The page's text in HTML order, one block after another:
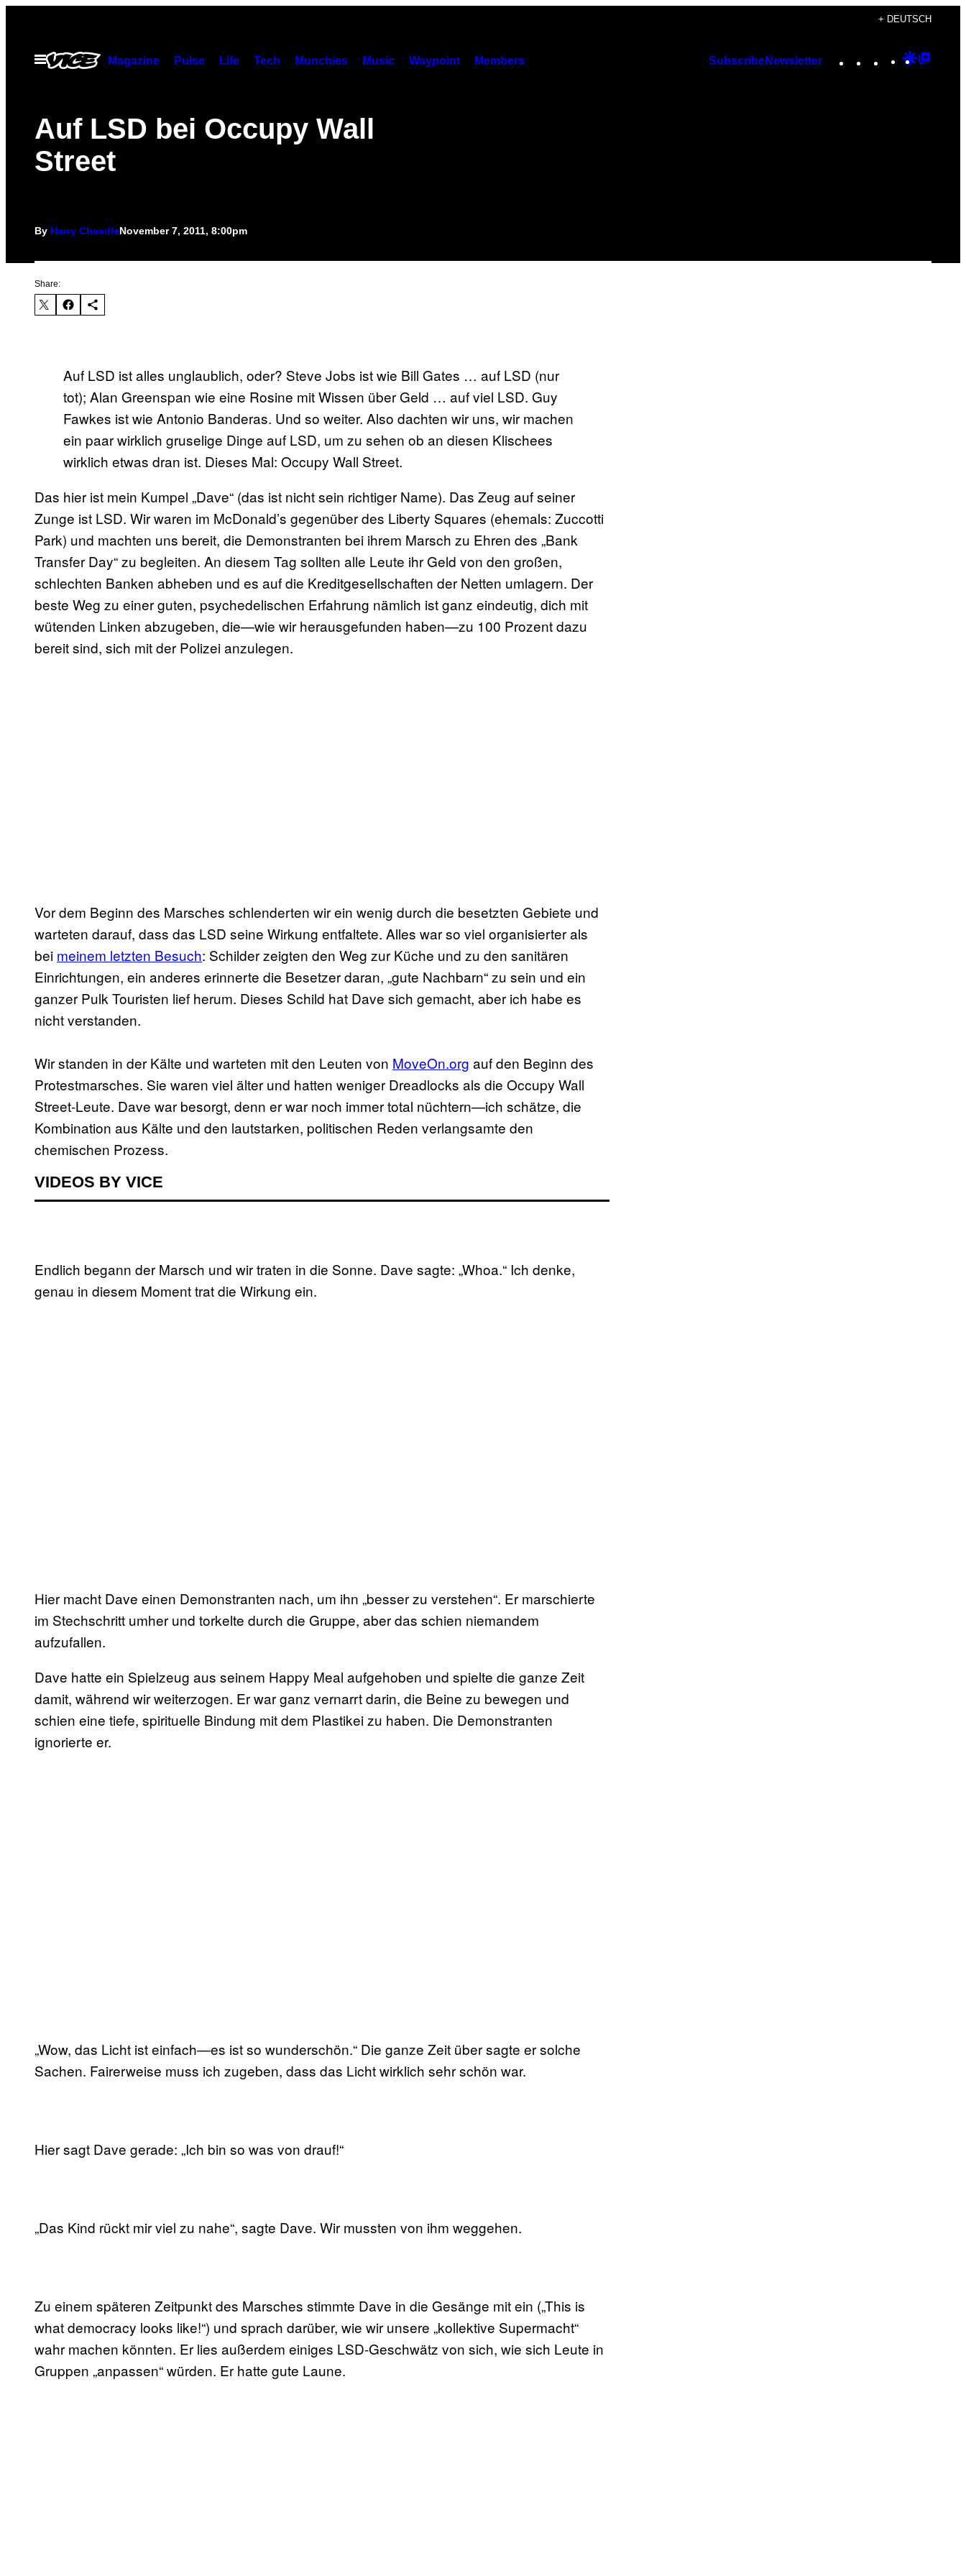
content
+ DEUTSCH
Open
Menu
Magazine Pulse Life Tech Munchies Music Waypoint Members SubscribeNewsletter Instagram
TikTok
YouTube
Google
Auf LSD bei Occupy Wall
Street
By Harry CheadleNovember 7, 2011, 8:00pm
Share:
Auf LSD ist alles unglaublich, oder? Steve Jobs ist wie Bill Gates … auf LSD (nur
tot); Alan Greenspan wie eine Rosine mit Wissen über Geld … auf viel LSD. Guy
Fawkes ist wie Antonio Banderas. Und so weiter. Also dachten wir uns, wir machen
ein paar wirklich gruselige Dinge auf LSD, um zu sehen ob an diesen Klischees
wirklich etwas dran ist. Dieses Mal: Occupy Wall Street.
Das hier ist mein Kumpel „Dave“ (das ist nicht sein richtiger Name). Das Zeug auf seiner
Zunge ist LSD. Wir waren im McDonald’s gegenüber des Liberty Squares (ehemals: Zuccotti
Park) und machten uns bereit, die Demonstranten bei ihrem Marsch zu Ehren des „Bank
Transfer Day“ zu begleiten. An diesem Tag sollten alle Leute ihr Geld von den großen,
schlechten Banken abheben und es auf die Kreditgesellschaften der Netten umlagern. Der
beste Weg zu einer guten, psychedelischen Erfahrung nämlich ist ganz eindeutig, dich mit
wütenden Linken abzugeben, die—wie wir herausgefunden haben—zu 100 Prozent dazu
bereit sind, sich mit der Polizei anzulegen.
Vor dem Beginn des Marsches schlenderten wir ein wenig durch die besetzten Gebiete und
warteten darauf, dass das LSD seine Wirkung entfaltete. Alles war so viel organisierter als
bei meinem letzten Besuch: Schilder zeigten den Weg zur Küche und zu den sanitären
Einrichtungen, ein anderes erinnerte die Besetzer daran, „gute Nachbarn“ zu sein und ein
ganzer Pulk Touristen lief herum. Dieses Schild hat Dave sich gemacht, aber ich habe es
nicht verstanden.
Wir standen in der Kälte und warteten mit den Leuten von MoveOn.org auf den Beginn des
Protestmarsches. Sie waren viel älter und hatten weniger Dreadlocks als die Occupy Wall
Street-Leute. Dave war besorgt, denn er war noch immer total nüchtern—ich schätze, die
Kombination aus Kälte und den lautstarken, politischen Reden verlangsamte den
chemischen Prozess.
VIDEOS BY VICE
Endlich begann der Marsch und wir traten in die Sonne. Dave sagte: „Whoa.“ Ich denke,
genau in diesem Moment trat die Wirkung ein.
Hier macht Dave einen Demonstranten nach, um ihn „besser zu verstehen“. Er marschierte
im Stechschritt umher und torkelte durch die Gruppe, aber das schien niemandem
aufzufallen.
Dave hatte ein Spielzeug aus seinem Happy Meal aufgehoben und spielte die ganze Zeit
damit, während wir weiterzogen. Er war ganz vernarrt darin, die Beine zu bewegen und
schien eine tiefe, spirituelle Bindung mit dem Plastikei zu haben. Die Demonstranten
ignorierte er.
„Wow, das Licht ist einfach—es ist so wunderschön.“ Die ganze Zeit über sagte er solche
Sachen. Fairerweise muss ich zugeben, dass das Licht wirklich sehr schön war.
Hier sagt Dave gerade: „Ich bin so was von drauf!“
„Das Kind rückt mir viel zu nahe“, sagte Dave. Wir mussten von ihm weggehen.
Zu einem späteren Zeitpunkt des Marsches stimmte Dave in die Gesänge mit ein („This is
what democracy looks like!“) und sprach darüber, wie wir unsere „kollektive Supermacht“
wahr machen könnten. Er lies außerdem einiges LSD-Geschwätz von sich, wie sich Leute in
Gruppen „anpassen“ würden. Er hatte gute Laune.